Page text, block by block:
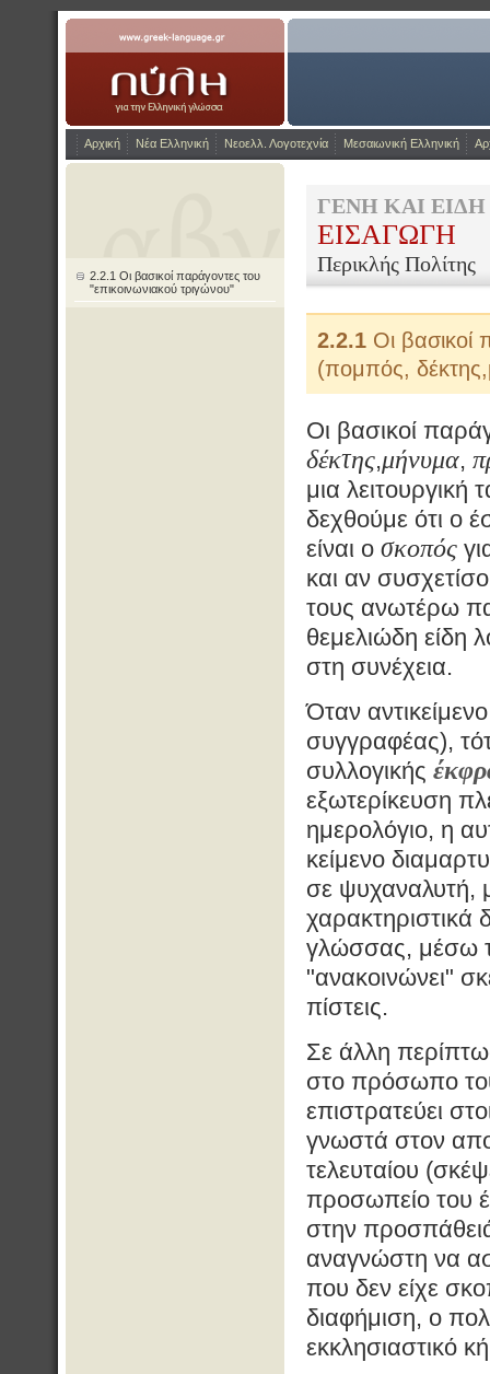
www.greek-language.gr Η Πύλη για την
Αρχική Νέα Ελληνική Νεοελλ. Λογοτεχνία Μεσαιωνική Ελληνική
2.2.1 Οι βασικοί παράγοντες του
"επικοινωνιακού τριγώνου"
ΓΕΝΗ ΚΑΙ
ΕΙΣΑΓΩΓΗ
Περικλής Πολίτης
2.2.1 Οι βασικοί
(πομπός,
Οι βασικοί
δέκτης,μήνυμα,
μια
δεχθούμε ότι ο
είναι ο σκοπός
και αν
τους ανωτέρω
θεμελιώδη είδη
στη συνέχεια.
Όταν
συγγραφέας),
συλλογικής
εξωτερίκευση
ημερολόγιο, η
κείμενο
σε ψυχαναλυτή,
χαρακτηριστικά
γλώσσας, μέσω
"ανακοινώνει"
πίστεις.
Σε άλλη
στο πρόσωπο
επιστρατεύει
γνωστά στον
τελευταίου
προσωπείο του
στην
αναγνώστη να
που δεν είχε
διαφήμιση, ο
εκκλησιαστικό